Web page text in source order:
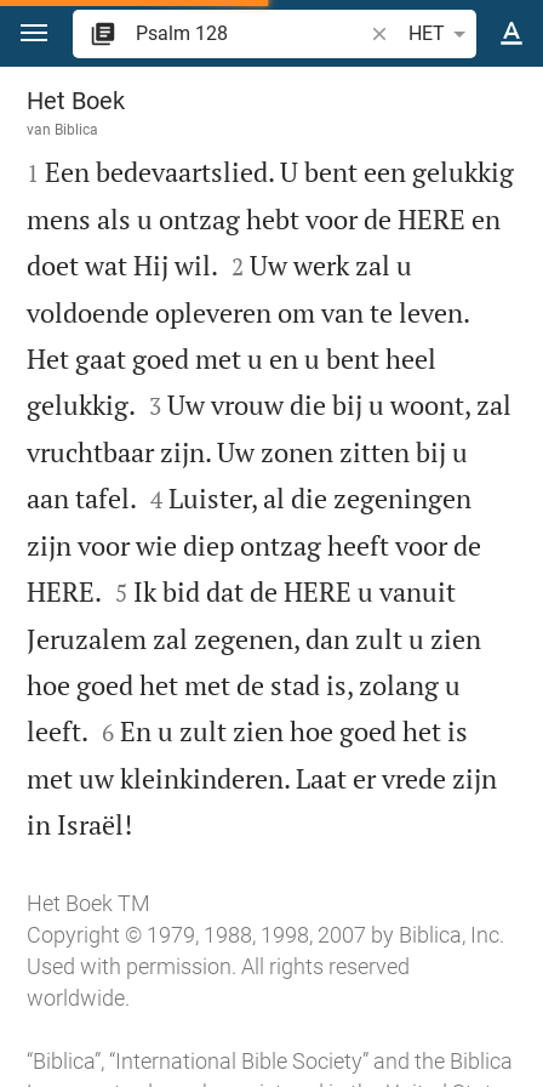
Spring naar inhoud
Zoek Bijbelvers of
HET
Psalm 128
Het Boek
van Biblica

1 Een bedevaartslied. U bent een gelukkig
mens als u ontzag hebt voor de HERE en
doet wat Hij wil. 

2 Uw werk zal u
voldoende opleveren om van te leven.
Het gaat goed met u en u bent heel
gelukkig. 

3 Uw vrouw die bij u woont, zal
vruchtbaar zijn. Uw zonen zitten bij u
aan tafel. 

4 Luister, al die zegeningen
zijn voor wie diep ontzag heeft voor de
HERE. 

5 Ik bid dat de HERE u vanuit
Jeruzalem zal zegenen, dan zult u zien
hoe goed het met de stad is, zolang u
leeft. 

6 En u zult zien hoe goed het is
met uw kleinkinderen. Laat er vrede zijn
in Israël!
Het Boek TM
Copyright © 1979, 1988, 1998, 2007 by Biblica, Inc.
Used with permission. All rights reserved
worldwide.
“Biblica”, “International Bible Society” and the Biblica